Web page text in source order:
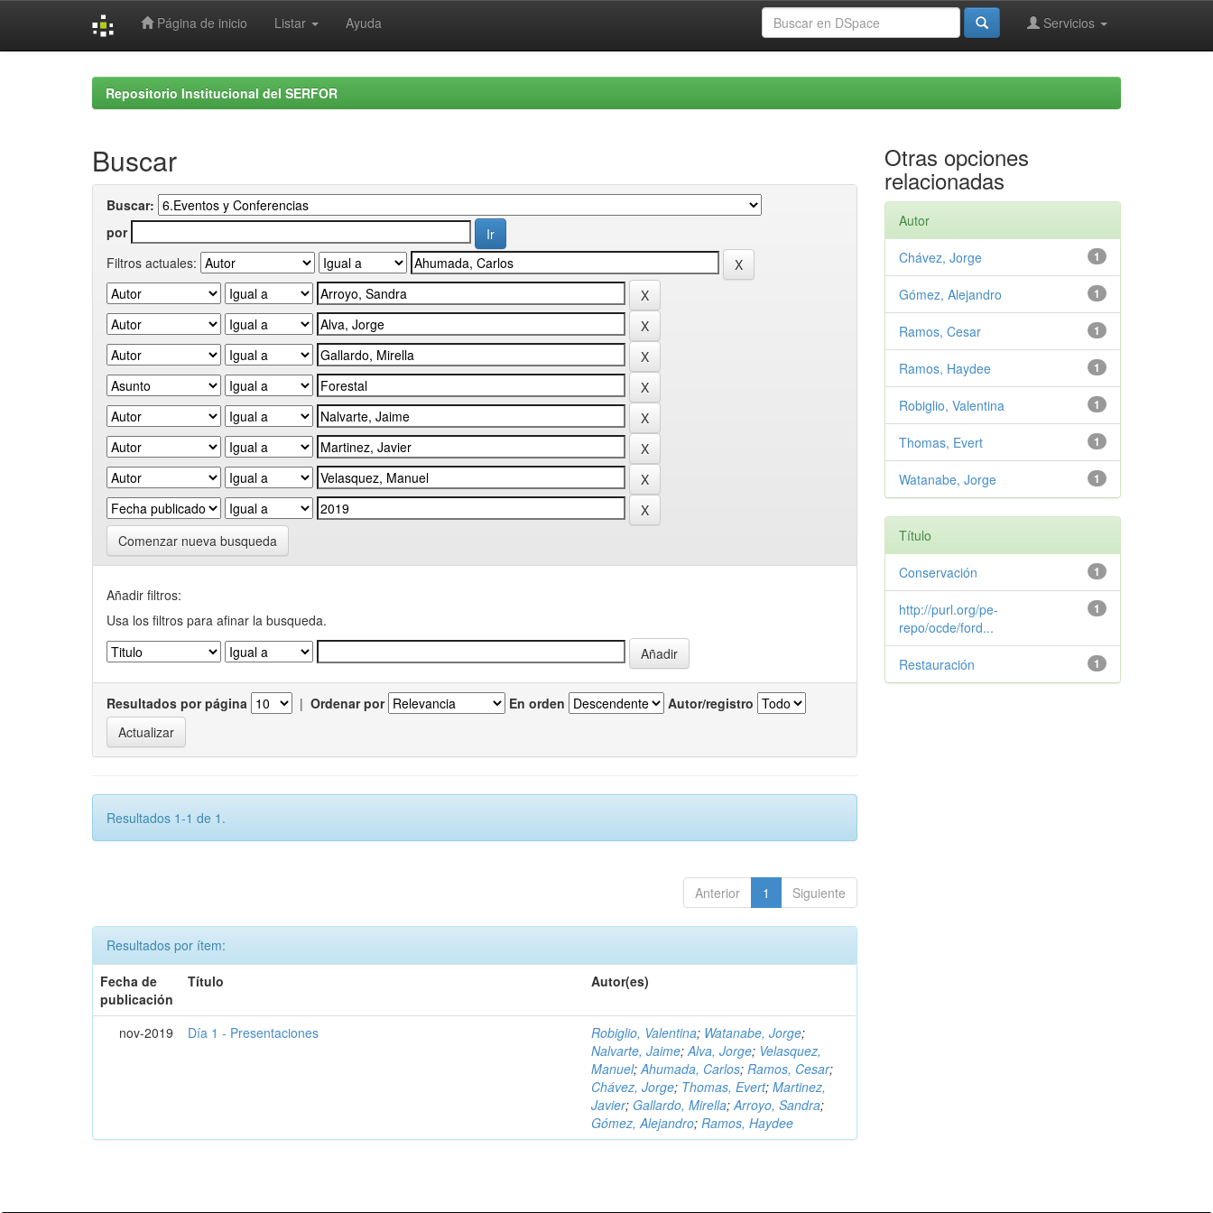
Página de inicio Listar Ayuda Servicios
Repositorio Institucional del SERFOR
Buscar
Buscar:
por
Filtros actuales:
Comenzar nueva busqueda
Añadir filtros:
Usa los filtros para afinar la busqueda.
Resultados por página | Ordenar por En orden Autor/registro
Resultados 1-1 de 1.
Anterior 1 Siguiente
Resultados por ítem:
Fecha de
publicación
Título Autor(es)
nov-2019 Día 1 - Presentaciones Robiglio, Valentina; Watanabe, Jorge;
Nalvarte, Jaime;Alva, Jorge; Velasquez,
Manuel;Ahumada, Carlos;Ramos, Cesar;
Chávez, Jorge; Thomas, Evert;Martinez,
Javier; Gallardo, Mirella;Arroyo, Sandra;
Gómez, Alejandro;Ramos, Haydee
Otras opciones
relacionadas
Autor
1
Chávez, Jorge
1
Gómez, Alejandro
1
Ramos, Cesar
1
Ramos, Haydee
1
Robiglio, Valentina
1
Thomas, Evert
1
Watanabe, Jorge
Título
1
Conservación
1
http://purl.org/pe-
repo/ocde/ford...
1
Restauración